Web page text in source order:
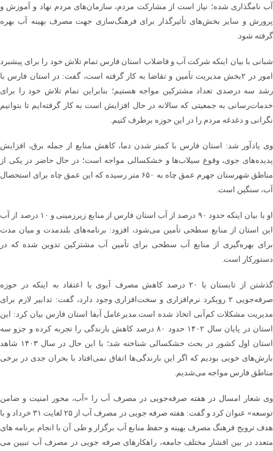
آب نامگذاری شده؛ نیاز است از مشارکت مردم، سازمان‌های مردم نهاد و آموزش و
پرورش و سایر بخش‌های تأثیرگذار برای فرهنگ‌سازی جهت مصرف بهینه آب بهره
گرفته شود.
شبانی با بیان اینکه شرکت آب و فاضلاب استان فارس تمام تلاش خود را برای پیشبرد
امور در ۲بخش مدیریت تأمین و تقاضا به کار گرفته است، گفت: در استان فارس با
رشد سه درصدی تعداد مشترکین مواجه هستیم؛ بنابراین تمام تلاش خود را برای
خدمات‌رسانی به جمعیتی که سالانه در حال افزایش است به کار گرفته‌ایم تا بتوانیم
نگرانی و دغدغه مردم را در این حوزه برطرف کنیم.
وی یادآور شد: استان فارس با کمتر شدن دما، کاهش منابع از جمله برق، افزایش
پدیده‌های جوی، وقوع سیلاب‌ها و خشکسالی مواجه است؛ در حال حاضر در یکی از
مناطق شهرستان جهرم عمق چاه به ۶۵۰ متر رسیده که این عمق چاه برای استحصال
آب، سنگین است.
او با بیان اینکه حدود ۹۰ درصد از آب استان فارس از منابع زیرزمینی و ۱۰ درصد از آب
این استان از منابع سطحی تأمین می‌شود، افزود: برنامه‌های بلندمدت و میان مدت
برای بهره‌گیری از منابع آب سطحی برای تأمین آب مشترکین تدوین شده که در
دستورکار است.
گذشتن از تابستان با ۲۰ درصد کاهش مصرف آبوی با اعتقاد به اینکه در حوزه
صرفه‌جویی ۲ رویکرد نرم‌افزاری و سخت‌افزاری وجود دارد، گفت: تدابیر لازم برای
مدیریت مشکلات کم‌آبی اتخاذ شده است.مدیرعامل آبفا استان فارس بیان کرد: این
استان در پایان سال ۱۴۰۲ حدود ۸۰ درصد کاهش بارندگی را تجربه کرده و جزو سه
استان اول کشور در بحث خشکسالی شناخته شد؛ با این حال در سال ۱۴۰۳ شاهد
بارش‌های خوبی بودیم که اگر این بارندگی‌ها اتفاق نمی‌افتاد با بحران جدی در برخی
مناطق فارس مواجه می‌شدیم.
وی شعار امسال در هفته صرفه‌جویی در مصرف آب را «آب، محور امنیت و ضامن
توسعه» عنوان کرد و گفت: هفته صرفه جویی در مصرف آب از ۲۵ لغایت ۳۱ خرداد و با
هدف ترویج فرهنگ مصرف بهینه و حفظ منابع آب برگزار و طی آن با انجام برنامه های
متعدد در بین اقشار مختلف جامعه، راهکارهای صرفه جویی در مصرف آب تبیین می